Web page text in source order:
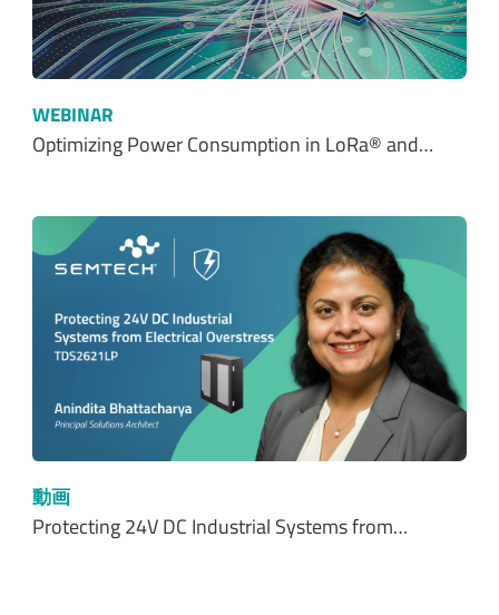
WEBINAR
Optimizing Power Consumption in LoRa® and…
動画
Protecting 24V DC Industrial Systems from…